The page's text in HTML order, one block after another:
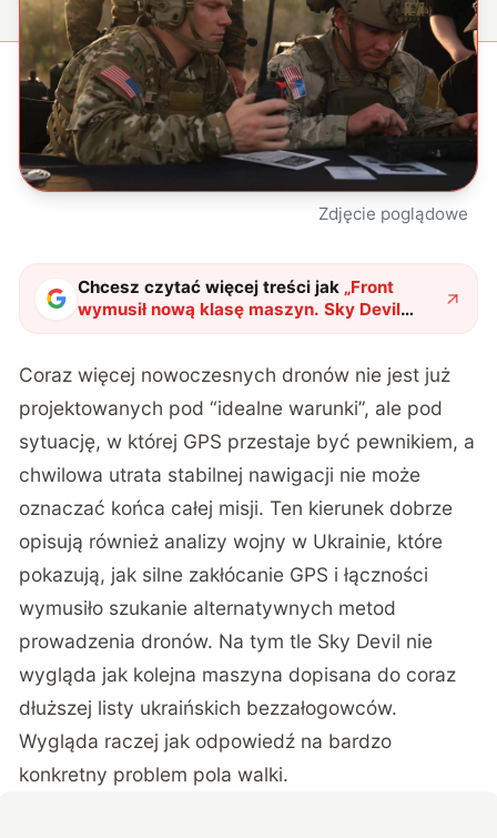
Zdjęcie poglądowe
Chcesz czytać więcej treści jak „Front
wymusił nową klasę maszyn. Sky Devil
pokazuje, czego dziś naprawdę potrzebuje
Coraz więcej nowoczesnych dronów nie jest już
projektowanych pod “idealne warunki”, ale pod
sytuację, w której GPS przestaje być pewnikiem, a
chwilowa utrata stabilnej nawigacji nie może
oznaczać końca całej misji.Ten kierunek dobrze
opisują również analizy wojny w Ukrainie, które
pokazują, jak silne zakłócanie GPS i łączności
wymusiło szukanie alternatywnych metod
prowadzenia dronów. Na tym tle Sky Devil nie
wygląda jak kolejna maszyna dopisana do coraz
dłuższej listy ukraińskich bezzałogowców.
Wygląda raczej jak odpowiedź na bardzo
konkretny problem pola walki.